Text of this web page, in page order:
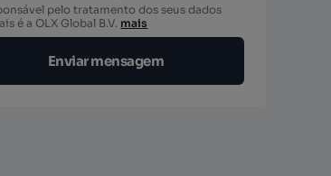
pelo tratamento dos seus dados
é a OLX Global B.V. mais
Enviar mensagem